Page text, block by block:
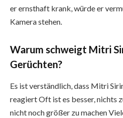
er ernsthaft krank, würde er
Kamera stehen.
Warum schweigt Mitri
Gerüchten?
Es ist verständlich, dass Mitri
reagiert Oft ist es besser, nichts
nicht noch größer zu machen